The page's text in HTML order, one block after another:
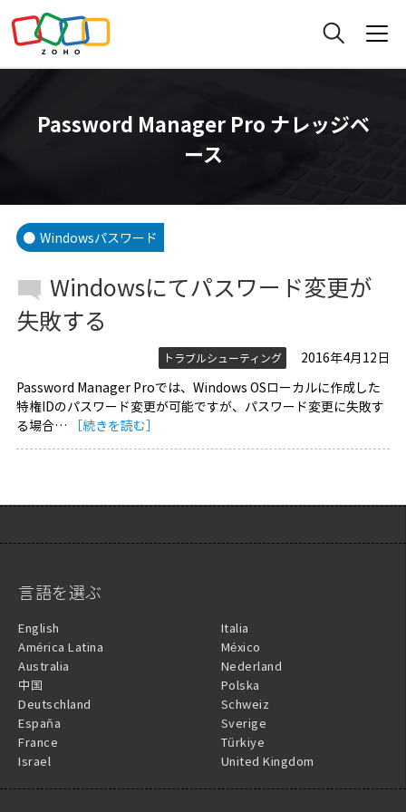
Password Manager Pro ナレッジベ
ース
Windowsパスワード
Windowsにてパスワード変更が
失敗する
トラブルシューティング
2016年4月12日
Password Manager Proでは、Windows OSローカルに作成した
特権IDのパスワード変更が可能ですが、パスワード変更に失敗す
る場合…
［続きを読む］
言語を選ぶ
English
América Latina
Australia
中国
Deutschland
España
France
Israel
Italia
México
Nederland
Polska
Schweiz
Sverige
Türkiye
United Kingdom